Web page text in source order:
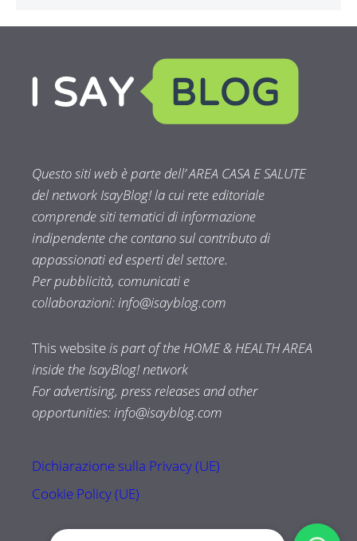
Questo siti web è parte dell’ AREA CASA E SALUTE
del network IsayBlog! la cui rete editoriale
comprende siti tematici di informazione
indipendente che contano sul contributo di
appassionati ed esperti del settore.
Per pubblicità, comunicati e
collaborazioni: info@isayblog.com
This website is part of the HOME & HEALTH AREA
inside the IsayBlog! network
For advertising, press releases and other
opportunities: info@isayblog.com
Dichiarazione sulla Privacy (UE)
Cookie Policy (UE)